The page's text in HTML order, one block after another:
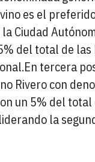
es el
Ciudad
del total de las
En tercera
Rivero con
un 5% del total
la